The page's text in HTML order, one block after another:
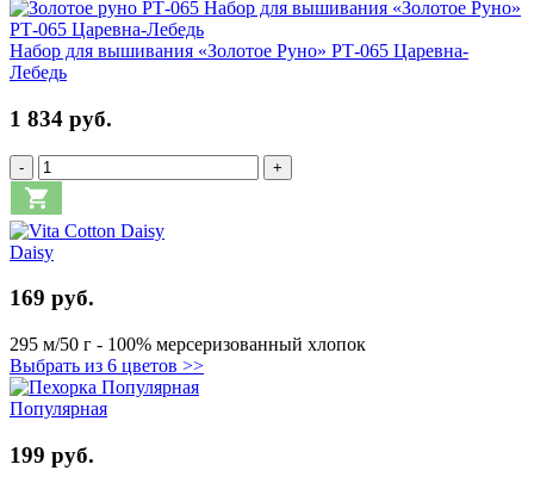
Набор для вышивания «Золотое Руно» РТ-065 Царевна-
Лебедь
1 834 руб.
- +
Daisy
169 руб.
295 м/50 г - 100% мерсеризованный хлопок
Выбрать из 6 цветов >>
Популярная
199 руб.